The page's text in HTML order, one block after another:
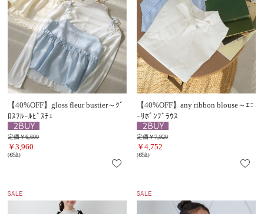
【40%OFF】gloss fleur bustier～ｸﾞ
ﾛｽﾌﾙｰﾙﾋﾞｽﾁｪ
定価￥6,600
￥3,960
(税込)
【40%OFF】any ribbon blouse～ｴﾆ
ｰﾘﾎﾞﾝﾌﾞﾗｳｽ
定価￥7,920
￥4,752
(税込)